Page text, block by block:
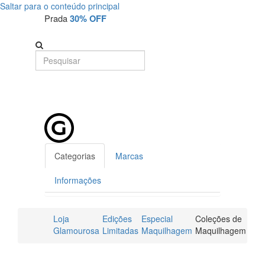
Saltar para o conteúdo principal
Prada30% OFF
Categorias Marcas
Informações
Loja
Glamourosa
Edições
Limitadas
Especial
Maquilhagem
Coleções de
Maquilhagem